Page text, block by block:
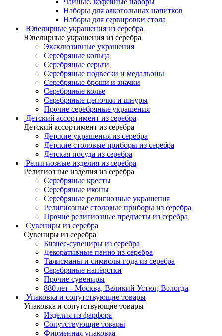
Чайные, кофейные наборы
Наборы для алкогольных напитков
Наборы для сервировки стола
Ювелирные украшения из серебра
Ювелирные украшения из серебра
Эксклюзивные украшения
Серебряные кольца
Серебряные серьги
Серебряные подвески и медальоны
Серебряные броши и значки
Серебряные колье
Серебряные цепочки и шнуры
Прочие серебряные украшения
Детский ассортимент из серебра
Детский ассортимент из серебра
Детские украшения из серебра
Детские столовые приборы из серебра
Детская посуда из серебра
Религиозные изделия из серебра
Религиозные изделия из серебра
Серебряные кресты
Серебряные иконы
Серебряные религиозные украшения
Религиозные столовые приборы из серебра
Прочие религиозные предметы из серебра
Сувениры из серебра
Сувениры из серебра
Бизнес-сувениры из серебра
Декоративные панно из серебра
Талисманы и символы года из серебра
Серебряные напёрстки
Прочие сувениры
880 лет - Москва, Великий Устюг, Вологда
Упаковка и сопутствующие товары
Упаковка и сопутствующие товары
Изделия из фарфора
Сопутствующие товары
Фирменная упаковка